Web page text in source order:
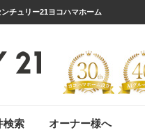
チュリー21ヨコハマホーム
検索 オーナー様へ